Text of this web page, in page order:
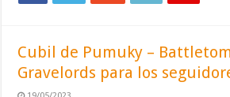
Cubil de Pumuky –
Gravelords para los